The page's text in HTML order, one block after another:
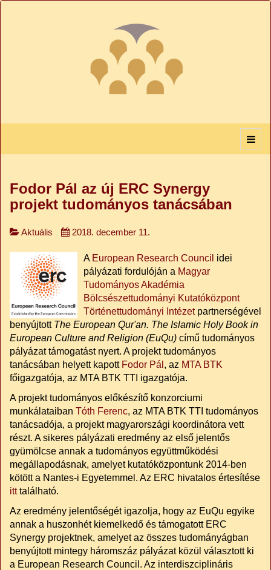
Fodor Pál az új ERC Synergy
projekt tudományos tanácsában
Aktuális 2018. december 11.
A European Research Council idei
pályázati fordulóján a Magyar
Tudományos Akadémia
Bölcsészettudományi Kutatóközpont
Történettudományi Intézetpartnerségével
benyújtott The European Qur'an. The Islamic Holy Book in
European Culture and Religion (EuQu) című tudományos
pályázat támogatást nyert. A projekt tudományos
tanácsában helyett kapott Fodor Pál , az MTA BTK
főigazgatója, az MTA BTK TTI igazgatója.
A projekt tudományos előkészítő konzorciumi
munkálataiban Tóth Ferenc, az MTA BTK TTI tudományos
tanácsadója, a projekt magyarországi koordinátora vett
részt. A sikeres pályázati eredmény az első jelentős
gyümölcse annak a tudományos együttműködési
megállapodásnak, amelyet kutatóközpontunk 2014-ben
kötött a Nantes-i Egyetemmel. Az ERC hivatalos értesítése
itttalálható.
Az eredmény jelentőségét igazolja, hogy az EuQu egyike
annak a huszonhét kiemelkedő és támogatott ERC
Synergy projektnek, amelyet az összes tudományágban
benyújtott mintegy háromszáz pályázat közül választott ki
a European Research Council. Az interdiszciplináris